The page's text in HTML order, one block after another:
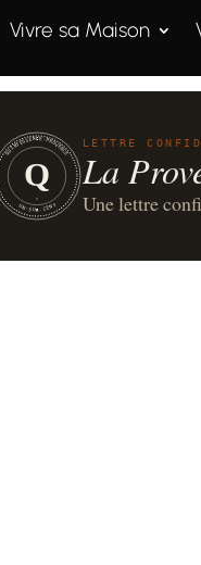
Vivre sa Maison
QUINTESSENCE·PROVENCE
UN·SUR·CENT
Q
LETTRE
La
Une lettre